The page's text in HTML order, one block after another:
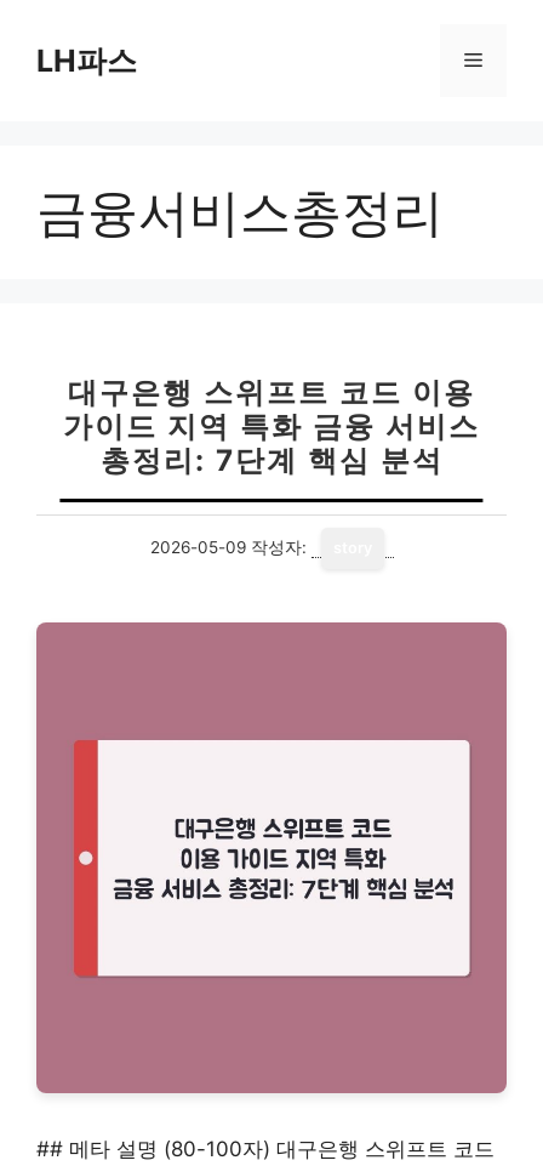
LH파스 메
금융서비스총정리
대구은행 스위프트 코드 이용
가이드 지역 특화 금융 서비스
총정리: 7단계 핵심 분석
2026-05-09 작성자:
## 메타 설명 (80-100자) 대구은행 스위프트 코드